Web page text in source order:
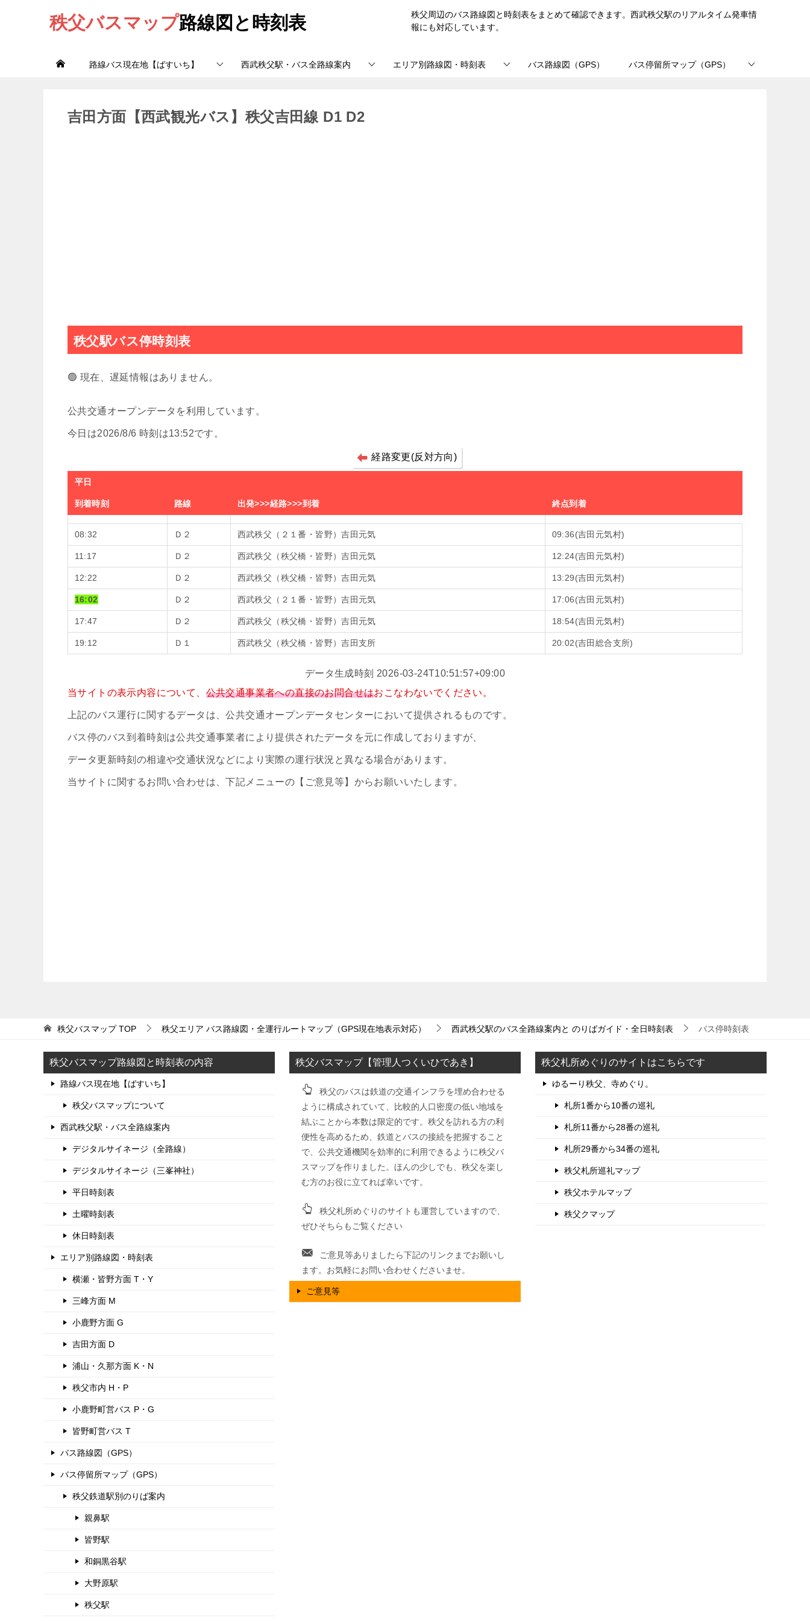
秩父バスマップ路線図と時刻表
秩父周辺のバス路線図と時刻表をまとめて確認できます。西武秩父駅のリアルタイム発車情
報にも対応しています。
路線バス現在地【ばすいち】 西武秩父駅・バス全路線案内 エリア別路線図・時刻表 バス路線図（GPS） バス停留所マップ（GPS）
吉田方面【西武観光バス】秩父吉田線 D1 D2
秩父駅バス停時刻表
🟢 現在、遅延情報はありません。
公共交通オープンデータを利用しています。
今日は2026/8/6 時刻は13:52です。
経路変更(反対方向)
平日
到着時刻 路線 出発>>>経路>>>到着 終点到着
08:32 Ｄ２ 西武秩父（２１番・皆野）吉田元気 09:36(吉田元気村)
11:17 Ｄ２ 西武秩父（秩父橋・皆野）吉田元気 12:24(吉田元気村)
12:22 Ｄ２ 西武秩父（秩父橋・皆野）吉田元気 13:29(吉田元気村)
16:02 Ｄ２ 西武秩父（２１番・皆野）吉田元気 17:06(吉田元気村)
17:47 Ｄ２ 西武秩父（秩父橋・皆野）吉田元気 18:54(吉田元気村)
19:12 Ｄ１ 西武秩父（秩父橋・皆野）吉田支所 20:02(吉田総合支所)
データ生成時刻 2026-03-24T10:51:57+09:00
当サイトの表示内容について、 公共交通事業者への直接のお問合せはおこなわないでください。
上記のバス運行に関するデータは、公共交通オープンデータセンターにおいて提供されるものです。
バス停のバス到着時刻は公共交通事業者により提供されたデータを元に作成しておりますが、
データ更新時刻の相違や交通状況などにより実際の運行状況と異なる場合があります。
当サイトに関するお問い合わせは、下記メニューの【ご意見等】からお願いいたします。
秩父バスマップTOP 秩父エリア バス路線図・全運行ルートマップ（GPS現在地表示対応） 西武秩父駅のバス全路線案内と のりばガイド・全日時刻表 バス停時刻表
秩父バスマップ路線図と時刻表の内容
路線バス現在地【ばすいち】
秩父バスマップについて
西武秩父駅・バス全路線案内
デジタルサイネージ（全路線）
デジタルサイネージ（三峯神社）
平日時刻表
土曜時刻表
休日時刻表
エリア別路線図・時刻表
横瀬・皆野方面 T・Y
三峰方面 M
小鹿野方面 G
吉田方面 D
浦山・久那方面 K・N
秩父市内 H・P
小鹿野町営バス P・G
皆野町営バス T
バス路線図（GPS）
バス停留所マップ（GPS）
秩父鉄道駅別のりば案内
親鼻駅
皆野駅
和銅黒谷駅
大野原駅
秩父駅
秩父バスマップ【管理人つくいひであき】
秩父のバスは鉄道の交通インフラを埋め合わせる
ように構成されていて、比較的人口密度の低い地域を
結ぶことから本数は限定的です。秩父を訪れる方の利
便性を高めるため、鉄道とバスの接続を把握すること
で、公共交通機関を効率的に利用できるように秩父バ
スマップを作りました。ほんの少しでも、秩父を楽し
む方のお役に立てれば幸いです。
秩父札所めぐりのサイトも運営していますので、
ぜひそちらもご覧ください
ご意見等ありましたら下記のリンクまでお願いし
ます。お気軽にお問い合わせくださいませ。
ご意見等
秩父札所めぐりのサイトはこちらです
ゆるーり秩父、寺めぐり。
札所1番から10番の巡礼
札所11番から28番の巡礼
札所29番から34番の巡礼
秩父札所巡礼マップ
秩父ホテルマップ
秩父クマップ